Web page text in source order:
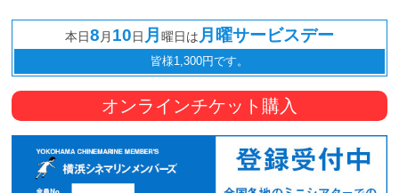
本日8月 10日 月 曜日は月曜サービスデー
皆様1,300円です。
オンラインチケット購入